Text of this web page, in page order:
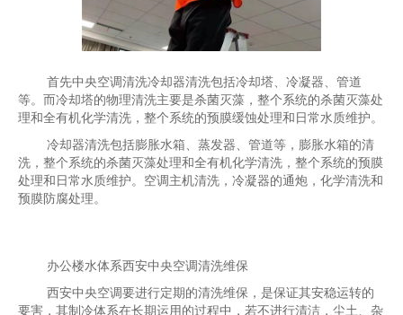
首先中央空调清洗冷却器清洗包括冷却塔、冷凝器、管道
等。而冷却塔的物理清洗主要是杀菌灭藻，整个系统的杀菌灭藻处
理和全有机化学清洗，整个系统的预膜缓蚀处理和日常水质维护。
冷却器清洗包括膨胀水箱、蒸发器、管道等，膨胀水箱的清
洗，整个系统的杀菌灭藻处理和全有机化学清洗，整个系统的预膜
处理和日常水质维护。空调主机清洗，冷凝器的通炮，化学清洗和
预膜防腐处理。
办公楼水体系西安中央空调清洗维保
西安中央空调要进行定期的清洗维保，是保证其安稳运转的
要害，其制冷体系在长期运用的过程中，若不进行清洁，尘土、杂